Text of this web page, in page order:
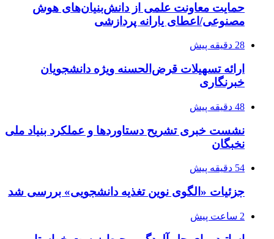
حمایت معاونت علمی از دانش‌بنیان‌های هوش
مصنوعی/اعطای یارانه پردازشی
28 دقیقه پیش
ارائه تسهیلات قرض‌الحسنه ویژه دانشجویان
خبرنگاری
48 دقیقه پیش
نشست خبری تشریح دستاوردها و عملکرد بنیاد ملی
نخبگان
54 دقیقه پیش
جزئیات «الگوی نوین تغذیه دانشجویی» بررسی شد
2 ساعت پیش